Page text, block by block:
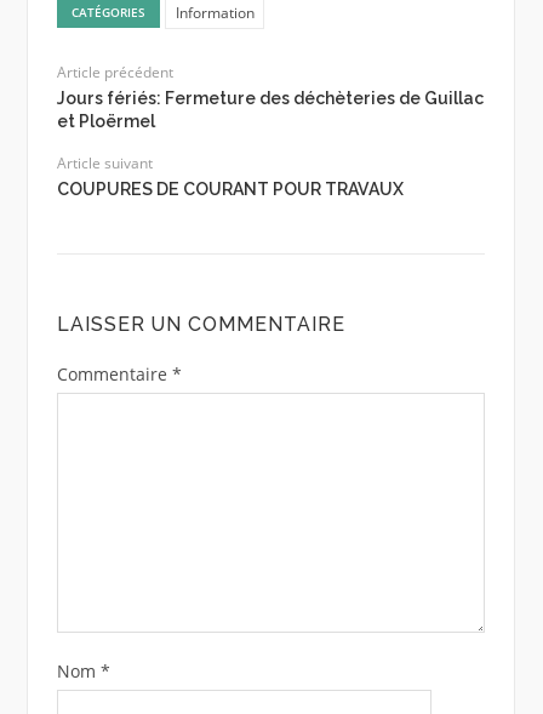
CATÉGORIES Information
Article précédent
Jours fériés: Fermeture des déchèteries de Guillac
et Ploërmel
Article suivant
COUPURES DE COURANT POUR TRAVAUX
LAISSER UN COMMENTAIRE
Commentaire *
Nom *